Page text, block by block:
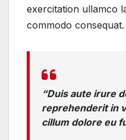
exercitation ullamco
commodo consequat.
“Duis aute irure
reprehenderit in
cillum dolore eu